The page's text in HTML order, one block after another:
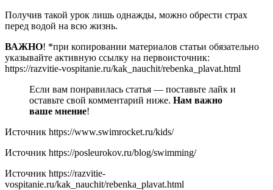
Получив такой урок лишь однажды, можно обрести страх
перед водой на всю жизнь.
ВАЖНО! *при копировании материалов статьи обязательно
указывайте активную ссылку на первоисточник:
https://razvitie-vospitanie.ru/kak_nauchit/rebenka_plavat.html
Если вам понравилась статья — поставьте лайк и
оставьте свой комментарий ниже. Нам важно
ваше мнение!
Источник https://www.swimrocket.ru/kids/
Источник https://posleurokov.ru/blog/swimming/
Источник https://razvitie-
vospitanie.ru/kak_nauchit/rebenka_plavat.html